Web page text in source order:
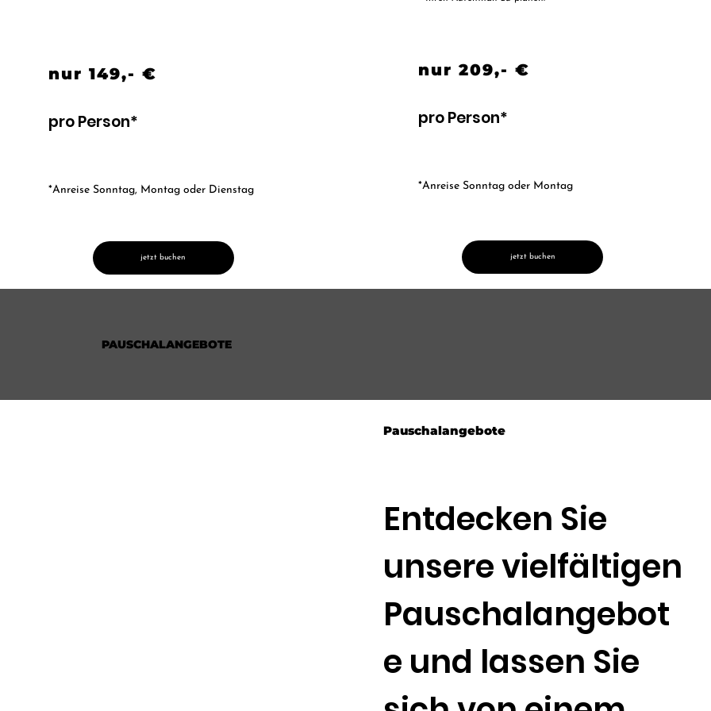
nur 149,- €
pro Person*
*Anreise Sonntag, Montag oder Dienstag
jetzt buchen
nur 209,- €
pro Person*
*Anreise Sonntag oder Montag
jetzt buchen
PAUSCHALANGEBOTE
Pauschalangebote
Entdecken Sie
unsere vielfältigen
Pauschalangebot
e und lassen Sie